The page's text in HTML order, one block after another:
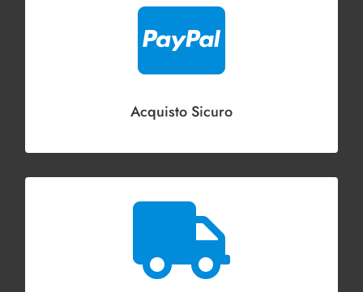

Acquisto Sicuro
